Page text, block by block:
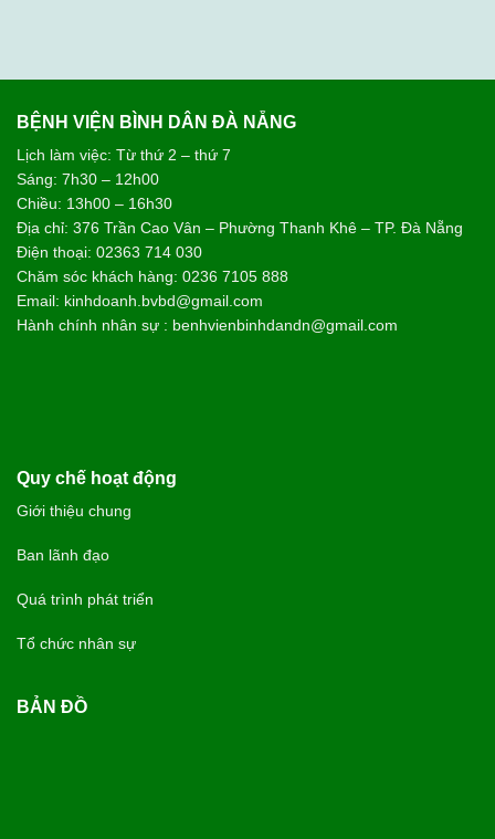
BỆNH VIỆN BÌNH DÂN ĐÀ NẴNG
Lịch làm việc: Từ thứ 2 – thứ 7
Sáng: 7h30 – 12h00
Chiều: 13h00 – 16h30
Địa chỉ: 376 Trần Cao Vân – Phường Thanh Khê – TP. Đà Nẵng
Điện thoại: 02363 714 030
Chăm sóc khách hàng: 0236 7105 888
Email: kinhdoanh.bvbd@gmail.com
Hành chính nhân sự : benhvienbinhdandn@gmail.com
Quy chế hoạt động
Giới thiệu chung
Ban lãnh đạo
Quá trình phát triển
Tổ chức nhân sự
BẢN ĐỒ